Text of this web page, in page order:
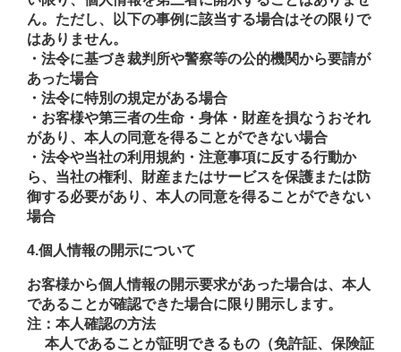
ん。ただし、以下の事例に該当する場合はその限りで
はありません。
・法令に基づき裁判所や警察等の公的機関から要請が
あった場合
・法令に特別の規定がある場合
・お客様や第三者の生命・身体・財産を損なうおそれ
があり、本人の同意を得ることができない場合
・法令や当社の利用規約・注意事項に反する行動か
ら、当社の権利、財産またはサービスを保護または防
御する必要があり、本人の同意を得ることができない
場合
4.個人情報の開示について
お客様から個人情報の開示要求があった場合は、本人
であることが確認できた場合に限り開示します。
注：本人確認の方法
本人であることが証明できるもの（免許証、保険証